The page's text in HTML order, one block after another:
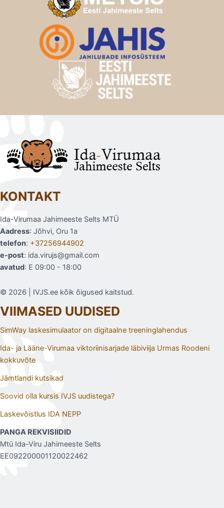
KONTAKT
Ida-Virumaa Jahimeeste Selts MTÜ
Aadress: Jõhvi, Oru 1a
telefon: +37256944902
e-post: ida.virujs@gmail.com
avatud: E 09:00 - 18:00
© 2026 | IVJS.ee kõik õigused kaitstud.
VIIMASED UUDISED
SimWay laskesimulaator on digitaalne treeninglahendus
Ida- ja Lääne-Virumaa viktoriinisarjade läbiviija Urmas Roodeni
kokkuvõte
Jämtlandi kutsikad
Soovid olla kursis IVJS uudistega?
Laskevõistlus IDA NEPP
PANGA REKVISIIDID
Mtü Ida-Viru Jahimeeste Selts
EE092200001120022462